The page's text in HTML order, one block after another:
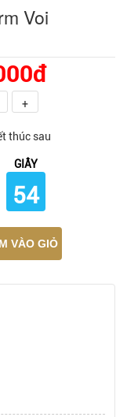
Voi
+
thúc sau
GIÂY
53
VÀO GIỎ